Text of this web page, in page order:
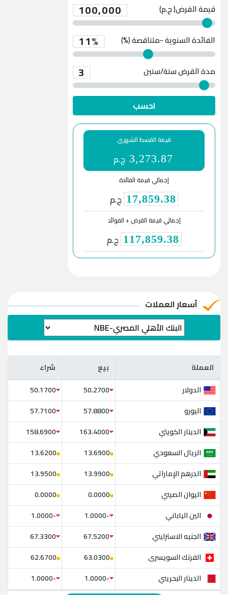
قيمة القرض( ج.م) 100,000
الفائدة السنوية -متناقصة (%) 11%
مدة القرض 3 سنة/سنين
احسب
قيمة القسط الشهري
3,273.87 ج.م
إجمالي قيمة الفائدة
17,859.38 ج.م
إجمالي قيمة القرض + الفوائد
117,859.38 ج.م
آسعار العملات
العملة بيع شراء العملة بيع
شراء
الدولار
50.2700
50.1700
اليورو
57.8800
57.7100
الدينار الكويتي
163.4000
158.6900
الريال السعودي
13.6900
13.6200
الدرهم الإماراتي
13.9900
13.9500
اليوان الصيني
0.0000
0.0000
الين الياباني
-1.0000
-1.0000
الجنيه الاسترليني
67.5200
67.3300
الفرنك السويسرى
63.0300
62.6700
الدينار البحريني
-1.0000
-1.0000